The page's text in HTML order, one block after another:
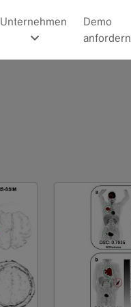
Unternehmen
Demo
anfordern